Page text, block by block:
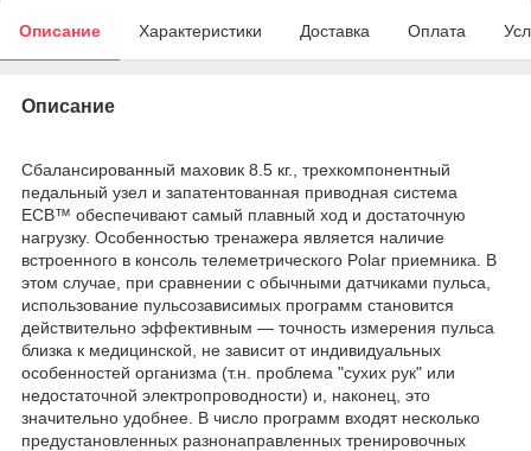
Описание Характеристики Доставка Оплата
Описание
Сбалансированный маховик 8.5 кг., трехкомпонентный
педальный узел и запатентованная приводная система
ECB™ обеспечивают самый плавный ход и достаточную
нагрузку. Особенностью тренажера является наличие
встроенного в консоль телеметрического Polar приемника. В
этом случае, при сравнении с обычными датчиками пульса,
использование пульсозависимых программ становится
действительно эффективным ― точность измерения пульса
близка к медицинской, не зависит от индивидуальных
особенностей организма (т.н. проблема "сухих рук" или
недостаточной электропроводности) и, наконец, это
значительно удобнее. В число программ входят несколько
предустановленных разнонаправленных тренировочных